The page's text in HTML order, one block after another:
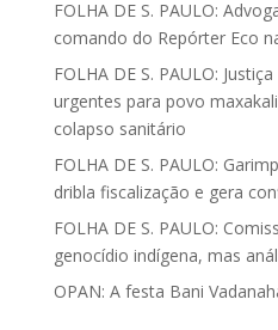
FOLHA DE S. PAULO:
comando do Repórter Eco
FOLHA DE S. PAULO:
urgentes para povo
colapso sanitário
FOLHA DE S. PAULO:
dribla fiscalização e gera
FOLHA DE S. PAULO:
genocídio indígena, mas
OPAN: A festa Bani